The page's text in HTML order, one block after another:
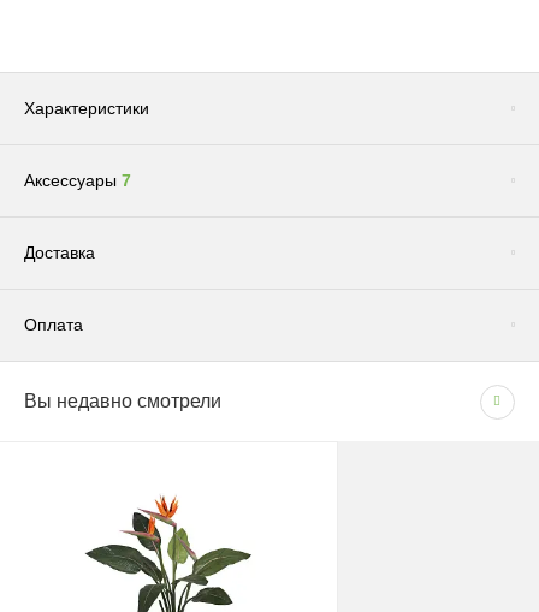
Характеристики
Аксессуары 7
Грунт "Эффект" универсальный для всех видов растений 5л
Цена:
Доставка
Доставка — 1–2 рабочих дня после оформления
заказа; при безналичной оплате — после поступления
средств на счёт.
При отсутствии позиции на складе: растения — 1–2
Оплата
СПОСОБЫ ОПЛАТЫ
Вы недавно смотрели